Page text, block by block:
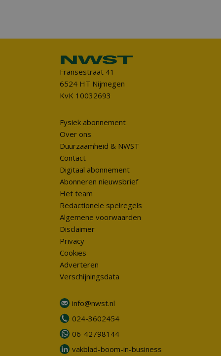
Fransestraat 41
6524 HT Nijmegen
KvK 10032693
Fysiek abonnement
Over ons
Duurzaamheid & NWST
Contact
Digitaal abonnement
Abonneren nieuwsbrief
Het team
Redactionele spelregels
Algemene voorwaarden
Disclaimer
Privacy
Cookies
Adverteren
Verschijningsdata
info@nwst.nl
024-3602454
06-42798144
vakblad-boom-in-business